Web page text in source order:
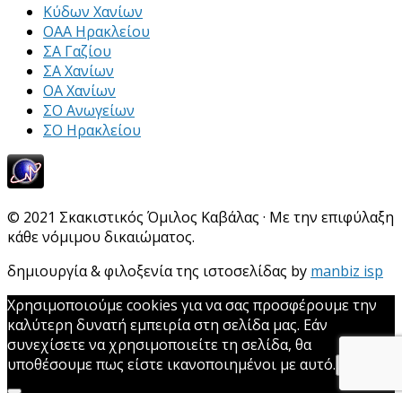
Κύδων Χανίων
ΟΑΑ Ηρακλείου
ΣΑ Γαζίου
ΣΑ Χανίων
ΟΑ Χανίων
ΣΟ Ανωγείων
ΣΟ Ηρακλείου
© 2021 Σκακιστικός Όμιλος Καβάλας · Με την επιφύλαξη
κάθε νόμιμου δικαιώματος.
δημιουργία & φιλοξενία της ιστοσελίδας by manbiz isp
Χρησιμοποιούμε cookies για να σας προσφέρουμε την
καλύτερη δυνατή εμπειρία στη σελίδα μας. Εάν
συνεχίσετε να χρησιμοποιείτε τη σελίδα, θα
υποθέσουμε πως είστε ικανοποιημένοι με αυτό.